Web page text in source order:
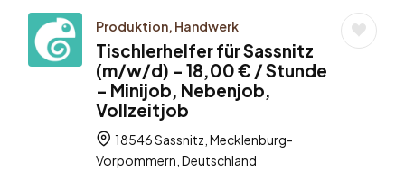
Produktion, Handwerk
Tischlerhelfer für Sassnitz
(m/w/d) – 18,00 € / Stunde
– Minijob, Nebenjob,
Vollzeitjob
18546 Sassnitz, Mecklenburg-
Vorpommern, Deutschland